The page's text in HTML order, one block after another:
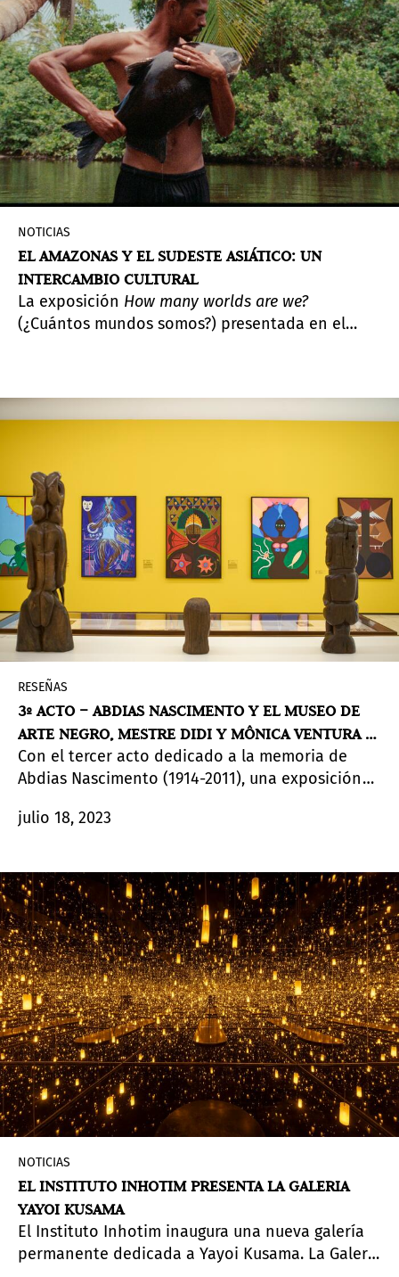
NOTICIAS
EL AMAZONAS Y EL SUDESTE ASIÁTICO: UN
INTERCAMBIO CULTURAL
La exposición How many worlds are we?
(¿Cuántos mundos somos?) presentada en el
Amazonas y el Sudeste Asiático.
RESEÑAS
3º ACTO – ABDIAS NASCIMENTO Y EL MUSEO DE
ARTE NEGRO, MESTRE DIDI Y MÔNICA VENTURA –
MISTERIOS POR EMERGER
Con el tercer acto dedicado a la memoria de
Abdias Nascimento (1914-2011), una exposición
una gran instalación de la emergente Mônica
cambio en el perfil de su colección y en el
encargo de nuevas obras.
julio 18, 2023
NOTICIAS
EL INSTITUTO INHOTIM PRESENTA LA GALERIA
YAYOI KUSAMA
El Instituto Inhotim inaugura una nueva galería
permanente dedicada a Yayoi Kusama. La Galería